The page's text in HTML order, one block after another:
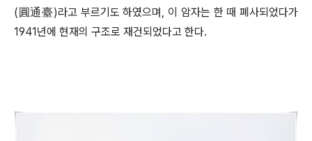
(圓通臺)라고 부르기도 하였으며, 이 암자는 한 때 폐사되었다가
1941년에 현재의 구조로 재건되었다고 한다.